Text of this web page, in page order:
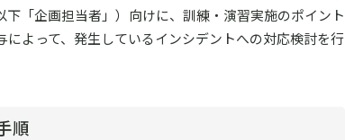
「企画担当者」）向けに、訓練・演習実施のポイント
よって、発生しているインシデントへの対応検討を行
順